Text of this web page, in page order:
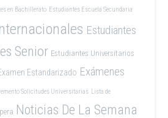
en Bachillerato Estudiantes Escuela Secundaria
Estudiantes
Senior Estudiantes Universitarios
Estandarizado Exámenes
Solicitudes Universitarias Lista de
Noticias De La Semana